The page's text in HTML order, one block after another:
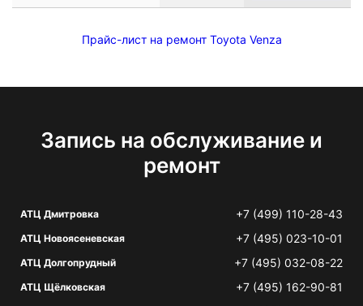
Прайс-лист на ремонт Toyota Venza
Запись на обслуживание и
ремонт
АТЦ Дмитровка +7 (499) 110-28-43
АТЦ Новоясеневская +7 (495) 023-10-01
АТЦ Долгопрудный +7 (495) 032-08-22
АТЦ Щёлковская +7 (495) 162-90-81